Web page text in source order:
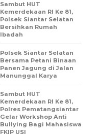
Sambut HUT
Kemerdekaan RI Ke 81,
Polsek Siantar Selatan
Bersihkan Rumah
Ibadah
Polsek Siantar Selatan
Bersama Petani Binaan
Panen Jagung di Jalan
Manunggal Karya
Sambut HUT
Kemerdekaan RI Ke 81,
Polres Pematangsiantar
Gelar Workshop Anti
Bullying Bagi Mahasiswa
FKIP USI